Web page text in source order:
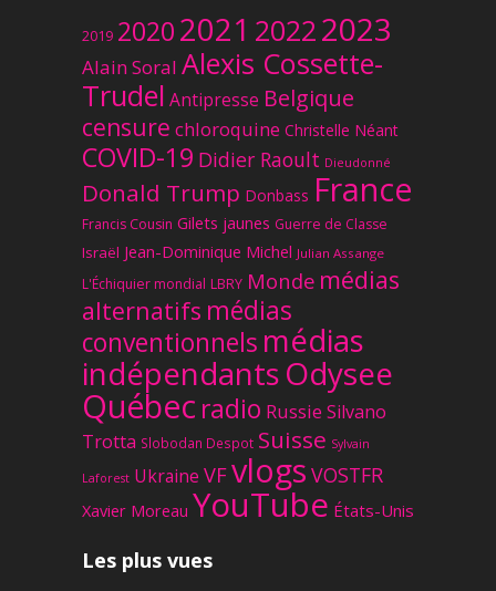
2019 20202021 20222023
Alain Soral Alexis Cossette-
Trudel Antipresse Belgique
censure chloroquine Christelle Néant
COVID-19 Didier Raoult Dieudonné
Donald Trump Donbass France
Francis Cousin Gilets jaunes Guerre de Classe
Israël Jean-Dominique Michel Julian Assange
L'Échiquier mondial LBRY Monde médias
alternatifs médias
conventionnels médias
indépendantsOdysee
Québec radio Russie Silvano
Trotta Slobodan Despot Suisse Sylvain
Laforest Ukraine VFvlogs VOSTFR
Xavier Moreau YouTube États-Unis
Les plus vues